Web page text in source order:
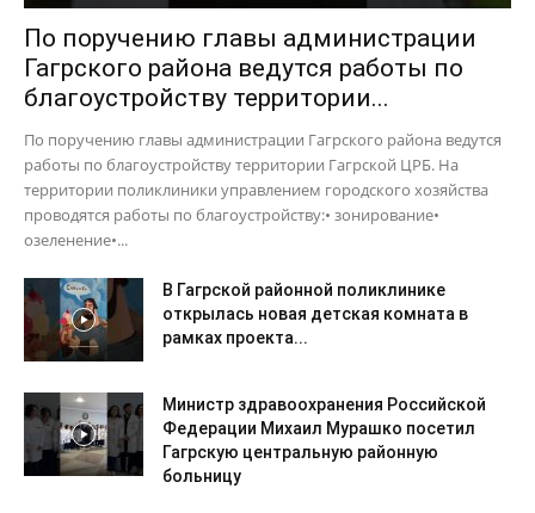
По поручению главы администрации
Гагрского района ведутся работы по
благоустройству территории...
По поручению главы администрации Гагрского района ведутся
работы по благоустройству территории Гагрской ЦРБ. На
территории поликлиники управлением городского хозяйства
проводятся работы по благоустройству:• зонирование•
озеленение•...
В Гагрской районной поликлинике
открылась новая детская комната в
рамках проекта...
Министр здравоохранения Российской
Федерации Михаил Мурашко посетил
Гагрскую центральную районную
больницу